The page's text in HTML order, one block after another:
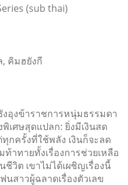
(sub thai)
คิมฮยังกี
งอุงข้าราชการหนุ่มธรรมดา
เศษสุดแปลก: ยิ่งมีเงินสด
กครั้งที่ใช้พลัง เงินก็จะลด
าทายทั้งเรื่องการช่วยเหลือ
วิต เขาไม่ได้เผชิญเรื่องนี้
นสาวผู้ฉลาดเรื่องตัวเลข